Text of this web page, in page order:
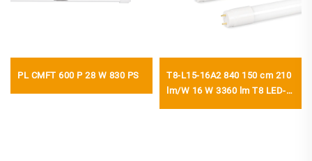
PL CMFT 600 P 28 W 830 PS
T8-L15-16A2 840 150 cm 210
lm/W 16 W 3360 lm T8 LED-